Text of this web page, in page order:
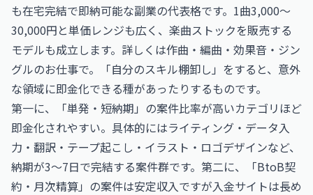
も在宅完結で即納可能な副業の代表格です。1曲3,000〜
30,000円と単価レンジも広く、楽曲ストックを販売する
モデルも成立します。詳しくは作曲・編曲・効果音・ジン
グルのお仕事で。「自分のスキル棚卸し」をすると、意外
な領域に即金化できる種があったりするものです。
第一に、「単発・短納期」の案件比率が高いカテゴリほど
即金化されやすい。具体的にはライティング・データ入
力・翻訳・テープ起こし・イラスト・ロゴデザインなど、
納期が3〜7日で完結する案件群です。第二に、「BtoB契
約・月次精算」の案件は安定収入ですが入金サイトは長め